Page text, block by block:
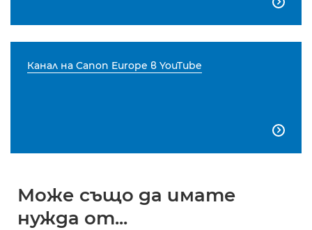

Канал на Canon Europe в YouTube

Може също да имате
нужда от...